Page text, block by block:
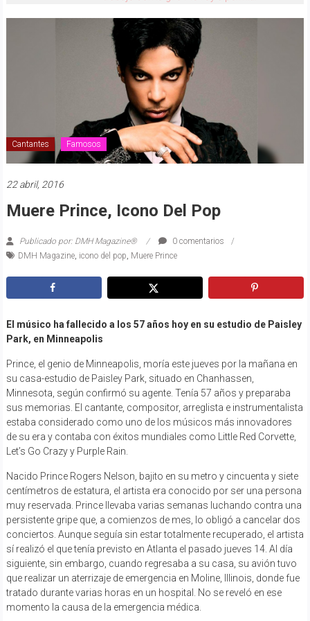
Cantantes Famosos
22 abril, 2016
Muere Prince, Icono Del Pop
Publicado por: DMH Magazine®
0 comentarios
DMH Magazine, icono del pop, Muere Prince
El músico ha fallecido a los 57 años hoy en su estudio de Paisley
Park, en Minneapolis
Prince, el genio de Minneapolis, moría este jueves por la mañana en
su casa-estudio de Paisley Park, situado en Chanhassen,
Minnesota, según confirmó su agente. Tenía 57 años y preparaba
sus memorias. El cantante, compositor, arreglista e instrumentalista
estaba considerado como uno de los músicos más innovadores
de su era y contaba con éxitos mundiales como Little Red Corvette,
Let’s Go Crazy y Purple Rain.
Nacido Prince Rogers Nelson, bajito en su metro y cincuenta y siete
centímetros de estatura, el artista era conocido por ser una persona
muy reservada. Prince llevaba varias semanas luchando contra una
persistente gripe que, a comienzos de mes, lo obligó a cancelar dos
conciertos. Aunque seguía sin estar totalmente recuperado, el artista
sí realizó el que tenía previsto en Atlanta el pasado jueves 14. Al día
siguiente, sin embargo, cuando regresaba a su casa, su avión tuvo
que realizar un aterrizaje de emergencia en Moline, Illinois, donde fue
tratado durante varias horas en un hospital. No se reveló en ese
momento la causa de la emergencia médica.